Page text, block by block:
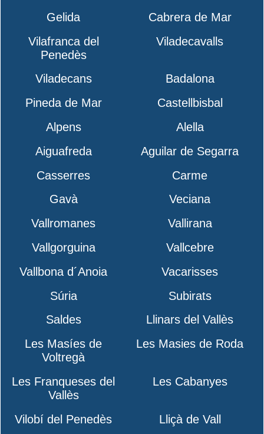
Gelida
Cabrera de Mar
Vilafranca del
Penedès
Viladecavalls
Viladecans
Badalona
Pineda de Mar
Castellbisbal
Alpens
Alella
Aiguafreda
Aguilar de Segarra
Casserres
Carme
Gavà
Veciana
Vallromanes
Vallirana
Vallgorguina
Vallcebre
Vallbona d´Anoia
Vacarisses
Súria
Subirats
Saldes
Llinars del Vallès
Les Masíes de
Voltregà
Les Masies de Roda
Les Franqueses del
Vallès
Les Cabanyes
Vilobí del Penedès
Lliçà de Vall